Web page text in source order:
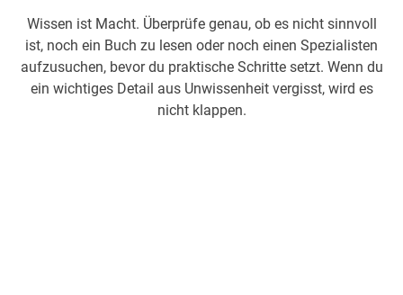
Wissen ist Macht. Überprüfe genau, ob es nicht sinnvoll
ist, noch ein Buch zu lesen oder noch einen Spezialisten
aufzusuchen, bevor du praktische Schritte setzt. Wenn du
ein wichtiges Detail aus Unwissenheit vergisst, wird es
nicht klappen.